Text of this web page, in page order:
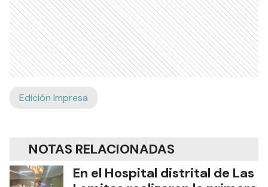
Edición Impresa
NOTAS RELACIONADAS
En el Hospital distrital de Las